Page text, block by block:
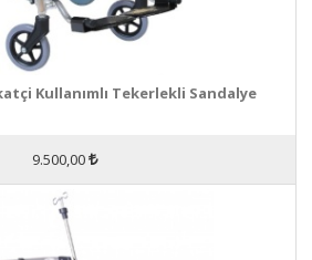
Kullanımlı Tekerlekli Sandalye
9.500,00